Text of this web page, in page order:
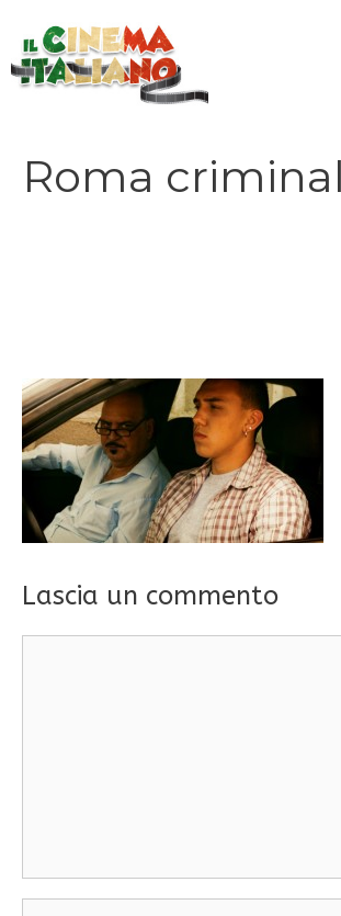
contenuto
Roma
Lascia un commento